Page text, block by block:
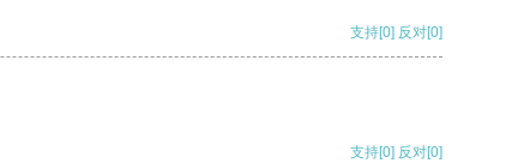
支持[0] 反对[0]
支持[0] 反对[0]